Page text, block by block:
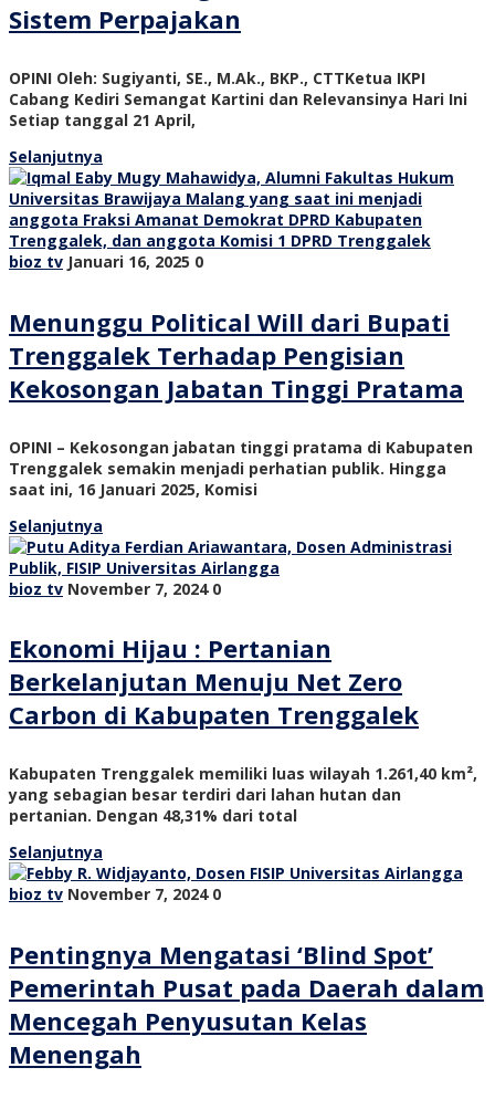
Sistem Perpajakan
OPINI Oleh: Sugiyanti, SE., M.Ak., BKP., CTTKetua IKPI
Cabang Kediri Semangat Kartini dan Relevansinya Hari Ini
Setiap tanggal 21 April,
Selanjutnya
bioz tv Januari 16, 2025 0
Menunggu Political Will dari Bupati
Trenggalek Terhadap Pengisian
Kekosongan Jabatan Tinggi Pratama
OPINI – Kekosongan jabatan tinggi pratama di Kabupaten
Trenggalek semakin menjadi perhatian publik. Hingga
saat ini, 16 Januari 2025, Komisi
Selanjutnya
bioz tv November 7, 2024 0
Ekonomi Hijau : Pertanian
Berkelanjutan Menuju Net Zero
Carbon di Kabupaten Trenggalek
Kabupaten Trenggalek memiliki luas wilayah 1.261,40 km²,
yang sebagian besar terdiri dari lahan hutan dan
pertanian. Dengan 48,31% dari total
Selanjutnya
bioz tv November 7, 2024 0
Pentingnya Mengatasi ‘Blind Spot’
Pemerintah Pusat pada Daerah dalam
Mencegah Penyusutan Kelas
Menengah